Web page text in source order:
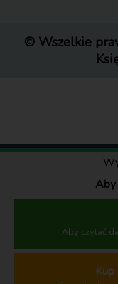
Aby
Aby czytać
© Wszelkie